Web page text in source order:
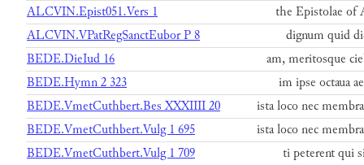
ALCVIN.Epist051.Vers 1
the Epistolae of
ALCVIN.VPatRegSanctEubor P 8
dignum quid
BEDE.DieIud 16
am, meritosque
BEDE.Hymn 2 323
im ipse octaua
BEDE.VmetCuthbert.Bes XXXIIII 20
ista loco nec
BEDE.VmetCuthbert.Vulg 1 695
ista loco nec
BEDE.VmetCuthbert.Vulg 1 709
ti peterent qui